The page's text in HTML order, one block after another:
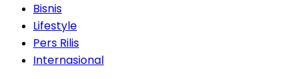
Bisnis
Lifestyle
Pers Rilis
Internasional